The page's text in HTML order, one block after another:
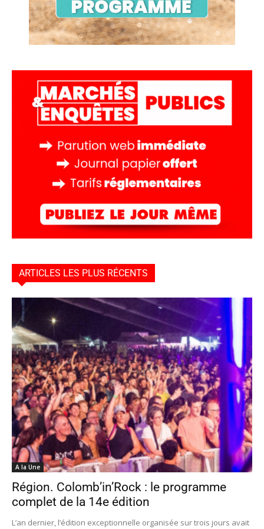
ARTICLES LES PLUS RÉCENTS
A la Une
Région. Colomb’in’Rock : le programme
complet de la 14e édition
L’an dernier, l’édition exceptionnelle organisée sur trois jours avait